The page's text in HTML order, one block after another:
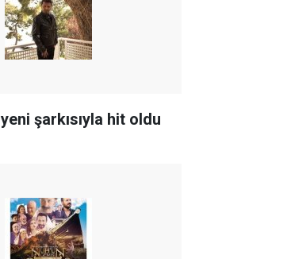
şarkısıyla hit oldu